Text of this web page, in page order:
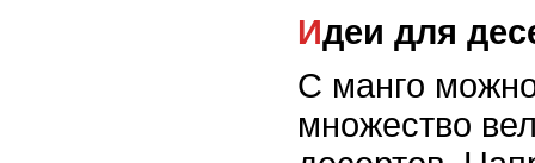
Идеи для
С манго
множество